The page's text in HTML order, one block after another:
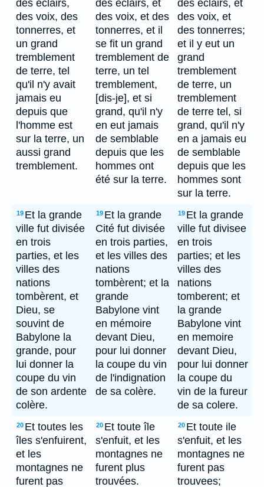
des éclairs,
des voix, des
tonnerres, et
un grand
tremblement
de terre, tel
qu'il n'y avait
jamais eu
depuis que
l'homme est
sur la terre, un
aussi grand
tremblement.
des éclairs, et
des voix, et des
tonnerres, et il
se fit un grand
tremblement de
terre, un tel
tremblement,
[dis-je], et si
grand, qu'il n'y
en eut jamais
de semblable
depuis que les
hommes ont
été sur la terre.
des eclairs, et
des voix, et
des tonnerres;
et il y eut un
grand
tremblement
de terre, un
tremblement
de terre tel, si
grand, qu'il n'y
en a jamais eu
de semblable
depuis que les
hommes sont
sur la terre.
19 Et la grande
ville fut divisée
en trois
parties, et les
villes des
nations
tombèrent, et
Dieu, se
souvint de
Babylone la
grande, pour
lui donner la
coupe du vin
de son ardente
colère.
19 Et la grande
Cité fut divisée
en trois parties,
et les villes des
nations
tombèrent; et la
grande
Babylone vint
en mémoire
devant Dieu,
pour lui donner
la coupe du vin
de l'indignation
de sa colère.
19 Et la grande
ville fut divisee
en trois
parties; et les
villes des
nations
tomberent; et
la grande
Babylone vint
en memoire
devant Dieu,
pour lui donner
la coupe du
vin de la fureur
de sa colere.
20 Et toutes les
îles s'enfuirent,
et les
montagnes ne
furent pas
20 Et toute île
s'enfuit, et les
montagnes ne
furent plus
trouvées.
20 Et toute ile
s'enfuit, et les
montagnes ne
furent pas
trouvees;